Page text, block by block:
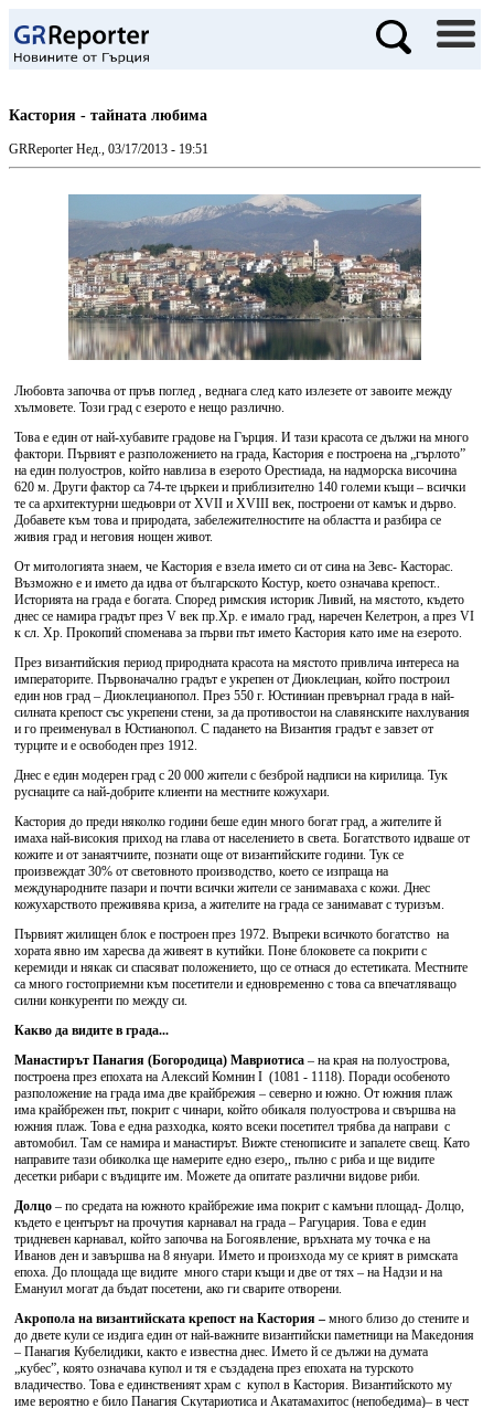
Кастория - тайната любима
GRReporter Нед., 03/17/2013 - 19:51
Любовта започва от пръв поглед , веднага след като излезете от завоите между
хълмовете. Този град с езерото е нещо различно.
Това е един от най-хубавите градове на Гърция. И тази красота се дължи на много
фактори. Първият е разположението на града, Кастория е построена на „гърлото”
на един полуостров, който навлиза в езерото Орестиада, на надморска височина
620 м. Други фактор са 74-те църкеи и приблизително 140 големи къщи – всички
те са архитектурни шедьоври от XVII и XVIII век, построени от камък и дърво.
Добавете към това и природата, забележителностите на областта и разбира се
живия град и неговия нощен живот.
От митологията знаем, че Кастория е взела името си от сина на Зевс- Касторас.
Възможно е и името да идва от българското Костур, което означава крепост..
Историята на града е богата. Според римския историк Ливий, на мястото, където
днес се намира градът през V век пр.Хр. е имало град, наречен Келетрон, а през VI
к сл. Хр. Прокопий споменава за първи път името Кастория като име на езерото.
През византийския период природната красота на мястото привлича интереса на
императорите. Първоначално градът е укрепен от Диоклециан, който построил
един нов град – Диоклецианопол. През 550 г. Юстиниан превърнал града в най-
силната крепост със укрепени стени, за да противостои на славянските нахлувания
и го преименувал в Юстианопол. С падането на Византия градът е завзет от
турците и е освободен през 1912.
Днес е един модерен град с 20 000 жители с безброй надписи на кирилица. Тук
руснаците са най-добрите клиенти на местните кожухари.
Кастория до преди няколко години беше един много богат град, а жителите й
имаха най-високия приход на глава от населението в света. Богатството идваше от
кожите и от занаятчиите, познати още от византийските години. Тук се
произвеждат 30% от световното производство, което се изпраща на
международните пазари и почти всички жители се занимаваха с кожи. Днес
кожухарството преживява криза, а жителите на града се занимават с туризъм.
Първият жилищен блок е построен през 1972. Въпреки всичкото богатство на
хората явно им харесва да живеят в кутийки. Поне блоковете са покрити с
керемиди и някак си спасяват положението, що се отнася до естетиката. Местните
са много гостоприемни към посетители и едновременно с това са впечатляващо
силни конкуренти по между си.
Какво да видите в града...
Манастирът Панагия (Богородица) Мавриотиса – на края на полуострова,
построена през епохата на Алексий Комнин I (1081 - 1118). Поради особеното
разположение на града има две крайбрежия – северно и южно. От южния плаж
има крайбрежен път, покрит с чинари, който обикаля полуострова и свършва на
южния плаж. Това е една разходка, която всеки посетител трябва да направи с
автомобил. Там се намира и манастирът. Вижте стенописите и запалете свещ. Като
направите тази обиколка ще намерите едно езеро,, пълно с риба и ще видите
десетки рибари с въдиците им. Можете да опитате различни видове риби.
Долцо – по средата на южното крайбрежие има покрит с камъни площад- Долцо,
където е центърът на прочутия карнавал на града – Рагуцария. Това е един
тридневен карнавал, който започва на Богоявление, връхната му точка е на
Иванов ден и завършва на 8 януари. Името и произхода му се крият в римската
епоха. До площада ще видите много стари къщи и две от тях – на Надзи и на
Емануил могат да бъдат посетени, ако ги сварите отворени.
Акропола на византийската крепост на Кастория – много близо до стените и
до двете кули се издига един от най-важните византийски паметници на Македония
– Панагия Кубелидики, както е известна днес. Името й се дължи на думата
„кубес”, която означава купол и тя е създадена през епохата на турското
владичество. Това е единственият храм с купол в Кастория. Византийското му
име вероятно е било Панагия Скутариотиса и Акатамахитос (непобедима)– в чест